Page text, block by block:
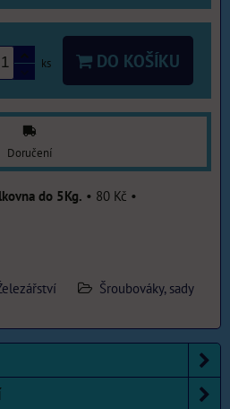
ks DO KOŠÍKU
Doručení
do 5Kg. • 80 Kč •
Šroubováky, sady